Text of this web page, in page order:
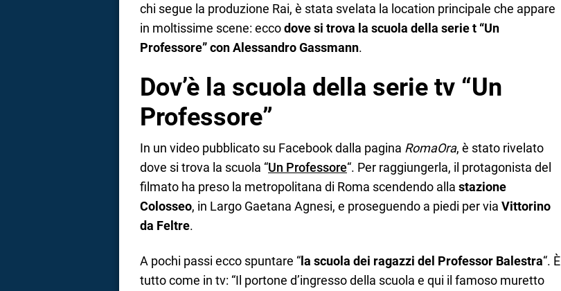
chi segue la produzione Rai, è stata svelata la location principale che appare
in moltissime scene: eccodove si trova la scuola della serie t “Un
Professore” con Alessandro Gassmann.
Dov’è la scuola della serie tv “Un
Professore”
In un video pubblicato su Facebook dalla pagina RomaOra, è stato rivelato
dove si trova la scuola “Un Professore“. Per raggiungerla, il protagonista del
filmato ha preso la metropolitana di Roma scendendo alla stazione
Colosseo, in Largo Gaetana Agnesi, e proseguendo a piedi per via Vittorino
da Feltre.
A pochi passi ecco spuntare “la scuola dei ragazzi del Professor Balestra“. È
tutto come in tv: “Il portone d’ingresso della scuola e qui il famoso muretto